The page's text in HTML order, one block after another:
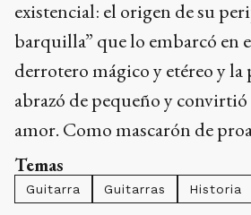
existencial: el origen de su
barquilla” que lo embarcó en
derrotero mágico y etéreo y la
abrazó de pequeño y
amor. Como mascarón de
Temas
Guitarra Guitarras Historia